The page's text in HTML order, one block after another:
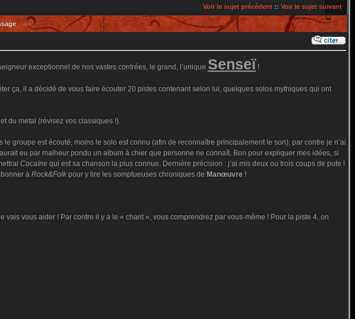
Voir le sujet précédent :: Voir le sujet suivant
exceptionnel de nos vastes contrées, le grand, l’unique Senseï !
ça, il a décidé de vous faire écouter 20 pistes contenant selon lui, quelques solos mythiques qui ont
du metal (révisez vos classiques !).
groupe est écouté, moins le solo est connu (afin de reconnaître principalement le son), par contre je n’ai
eu par malheur pondu un album à chier que personne ne connaît. Bon pour expliquer mes idées, si
Cocaïne qui est sa chanson la plus connue. Dernière précision : j’ai mis deux ou trois coups de pute !
à Rock&Folk pour y lire les somptueuses chroniques de Manœuvre !
vous aider ! Par contre il y a le « chant », vous comprendrez par vous-même ! Pour la piste 4, on